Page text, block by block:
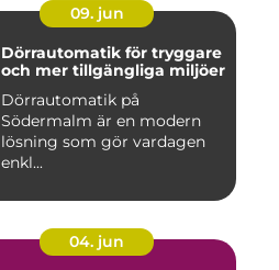
09. jun
Dörrautomatik för tryggare
och mer tillgängliga miljöer
Dörrautomatik på
Södermalm är en modern
lösning som gör vardagen
enkl...
04. jun